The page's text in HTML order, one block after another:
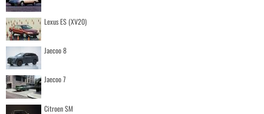
Lexus ES (XV20)
Jaecoo 8
Jaecoo 7
Citroen SM